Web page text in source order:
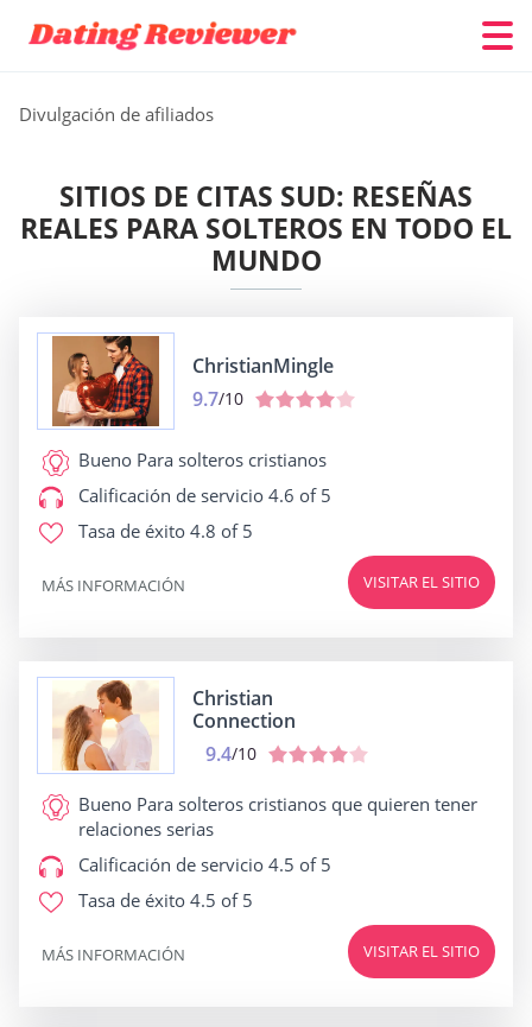
Divulgación de afiliados
SITIOS DE CITAS SUD: RESEÑAS
REALES PARA SOLTEROS EN TODO EL
MUNDO
ChristianMingle
9.7/10
Bueno Para solteros cristianos
Calificación de servicio 4.6 of 5
Tasa de éxito 4.8 of 5
VISITAR EL SITIO
MÁS INFORMACIÓN
Christian
Connection
9.4/10
Bueno Para solteros cristianos que quieren tener
relaciones serias
Calificación de servicio 4.5 of 5
Tasa de éxito 4.5 of 5
VISITAR EL SITIO
MÁS INFORMACIÓN